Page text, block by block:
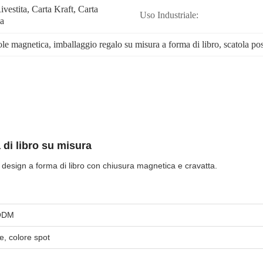
Carta Kraft, Carta
Uso Industriale:
magnetica, imballaggio regalo su misura a forma di libro, scatola
di libro su misura
a forma di libro con chiusura magnetica e cravatta.
colore spot